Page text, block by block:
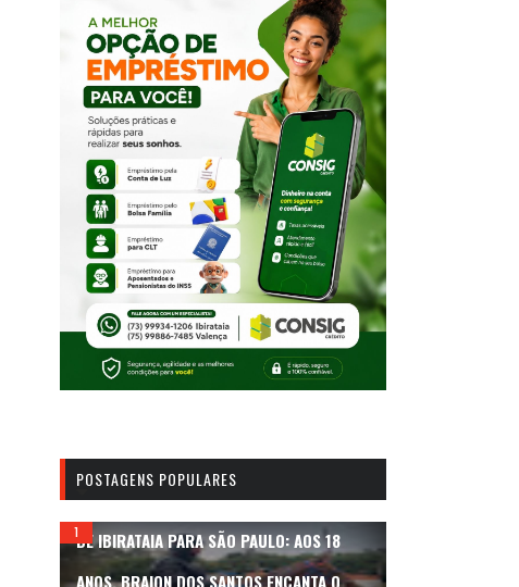
POSTAGENS POPULARES
DE IBIRATAIA PARA SÃO PAULO: AOS 18
ANOS, BRAION DOS SANTOS ENCANTA O